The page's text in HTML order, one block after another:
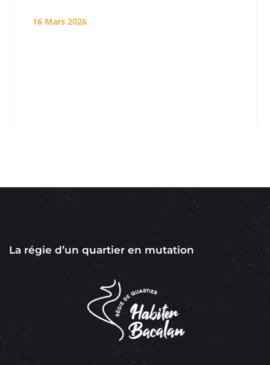
16 Mars 2026
La régie d’un quartier en mutation